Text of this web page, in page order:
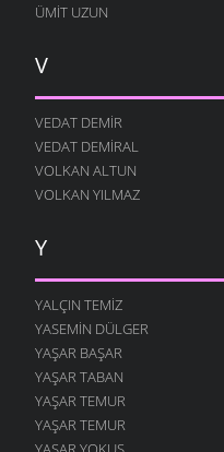
ÜMIT UZUN
V
VEDAT DEMIR
VEDAT DEMIRAL
VOLKAN ALTUN
VOLKAN YILMAZ
Y
YALÇIN TEMIZ
YASEMIN DÜLGER
YAŞAR BAŞAR
YAŞAR TABAN
YAŞAR TEMUR
YAŞAR TEMUR